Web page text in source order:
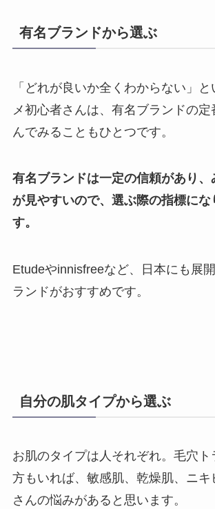
有名ブランドから選ぶ
「どれが良いか全くわからない」
メ初心者さんは、有名ブランドの定
んでみることもひとつです。
有名ブランドは一定の信頼があり、
が見やすいので、選ぶ際の指標にな
す。
Etudeやinnisfreeなど、日本にも展
ランドがおすすめです。
自分の肌タイプから選ぶ
お肌のタイプは人それぞれ。毛穴ト
方もいれば、敏感肌、乾燥肌、ニキ
さんの悩みがあると思います。